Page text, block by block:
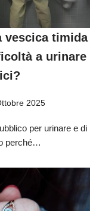
vescica timida
a urinare
2025
per urinare e di
perché…